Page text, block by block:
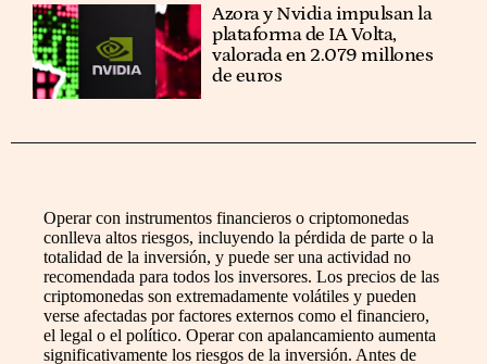
Azora y Nvidia impulsan la
plataforma de IA Volta,
valorada en 2.079 millones
de euros
Operar con instrumentos financieros o criptomonedas
conlleva altos riesgos, incluyendo la pérdida de parte o la
totalidad de la inversión, y puede ser una actividad no
recomendada para todos los inversores. Los precios de las
criptomonedas son extremadamente volátiles y pueden
verse afectadas por factores externos como el financiero,
el legal o el político. Operar con apalancamiento aumenta
significativamente los riesgos de la inversión. Antes de